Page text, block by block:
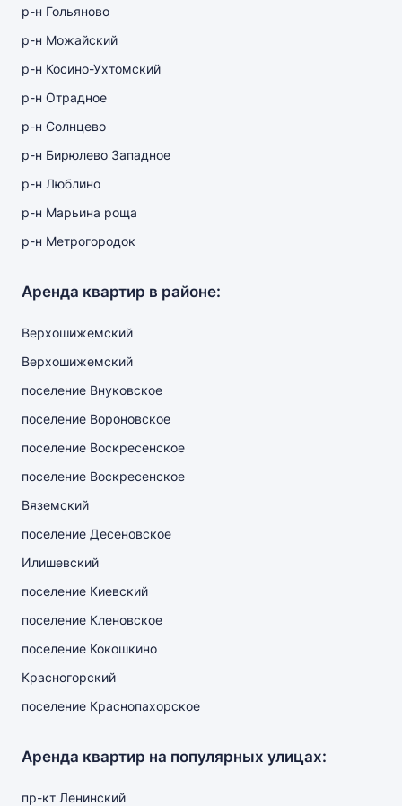
р-н Гольяново
р-н Можайский
р-н Косино-Ухтомский
р-н Отрадное
р-н Солнцево
р-н Бирюлево Западное
р-н Люблино
р-н Марьина роща
р-н Метрогородок
Аренда квартир в районе:
Верхошижемский
Верхошижемский
поселение Внуковское
поселение Вороновское
поселение Воскресенское
поселение Воскресенское
Вяземский
поселение Десеновское
Илишевский
поселение Киевский
поселение Кленовское
поселение Кокошкино
Красногорский
поселение Краснопахорское
Аренда квартир на популярных улицах:
пр-кт Ленинский